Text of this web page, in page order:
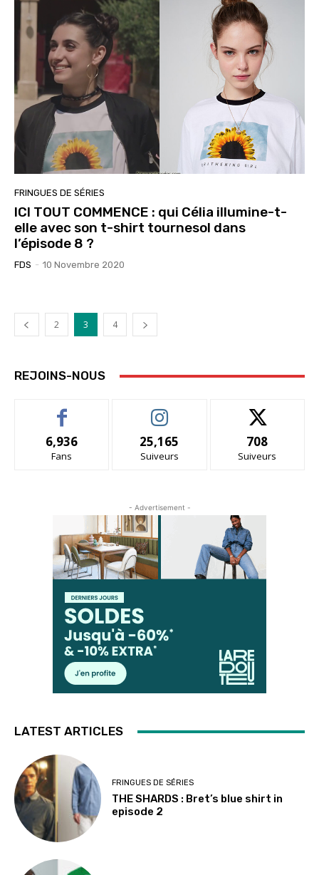
FRINGUES DE SÉRIES
ICI TOUT COMMENCE : qui Célia illumine-t-
elle avec son t-shirt tournesol dans
l’épisode 8 ?
FDS - 10 Novembre 2020
2 3 4
REJOINS-NOUS
6,936
Fans
25,165
Suiveurs
708
Suiveurs
- Advertisement -
LATEST ARTICLES
FRINGUES DE SÉRIES
THE SHARDS : Bret’s blue shirt in
episode 2